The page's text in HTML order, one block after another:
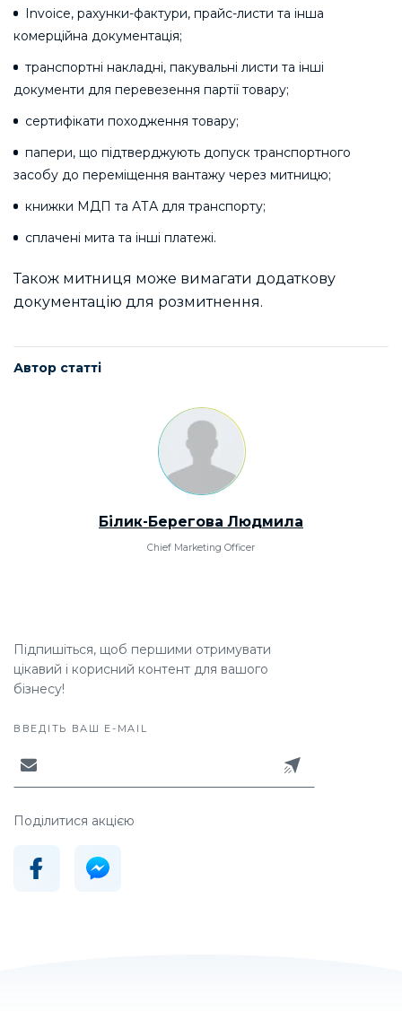
Invoice, рахунки-фактури, прайс-листи та інша
комерційна документація;
транспортні накладні, пакувальні листи та інші
документи для перевезення партії товару;
сертифікати походження товару;
папери, що підтверджують допуск транспортного
засобу до переміщення вантажу через митницю;
книжки МДП та АТА для транспорту;
сплачені мита та інші платежі.
Також митниця може вимагати додаткову
документацію для розмитнення.
Автор статті
Білик-Берегова Людмила
Chief Marketing Officer
Підпишіться, щоб першими отримувати
цікавий і корисний контент для вашого
бізнесу!
ВВЕДІТЬ ВАШ E-MAIL
Поділитися акцією